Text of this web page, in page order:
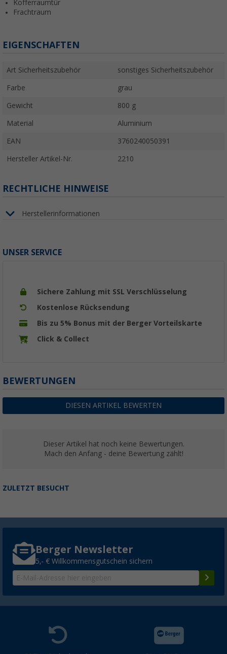
Kofferraumtür
Frachtraum
EIGENSCHAFTEN
Art Sicherheitszubehör sonstiges Sicherheitszubehör
Farbe grau
Gewicht 800 g
Material Aluminium
EAN 3760240050391
Hersteller Artikel-Nr. 2210
RECHTLICHE HINWEISE
Herstellerinformationen
UNSER SERVICE
Sichere Zahlung mit SSL Verschlüsselung
Kostenlose Rücksendung
Bis zu 5% Bonus mit der Berger Vorteilskarte
Click & Collect
BEWERTUNGEN
DIESEN ARTIKEL BEWERTEN
Dieser Artikel hat noch keine Bewertungen.
Mach den Anfang - deine Bewertung zählt!
ZULETZT BESUCHT
Berger Newsletter
5,- € Willkommensgutschein sichern